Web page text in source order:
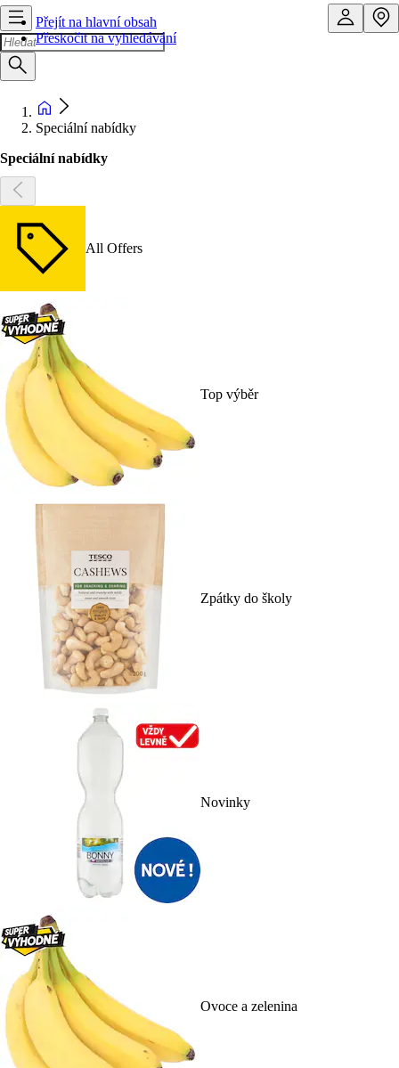
Přejít na hlavní obsah
Přeskočit na vyhledávání
Speciální nabídky
Speciální nabídky
All Offers
Top výběr
Zpátky do školy
Novinky
Ovoce a zelenina